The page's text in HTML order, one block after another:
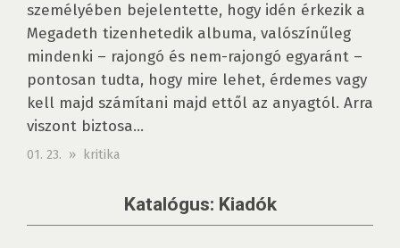
személyében bejelentette, hogy idén érkezik a
Megadeth tizenhetedik albuma, valószínűleg
mindenki – rajongó és nem-rajongó egyaránt –
pontosan tudta, hogy mire lehet, érdemes vagy
kell majd számítani majd ettől az anyagtól. Arra
viszont biztosa...
01. 23. » kritika
Katalógus: Kiadók